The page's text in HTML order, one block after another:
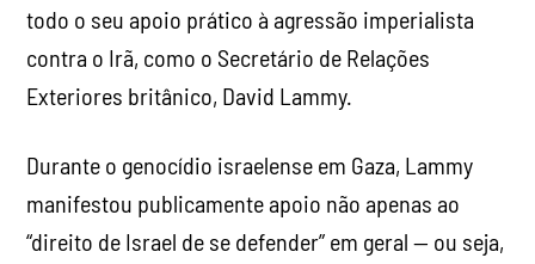
todo o seu apoio prático à agressão imperialista
contra o Irã, como o Secretário de Relações
Exteriores britânico, David Lammy.
Durante o genocídio israelense em Gaza, Lammy
manifestou publicamente apoio não apenas ao
“direito de Israel de se defender” em geral — ou seja,